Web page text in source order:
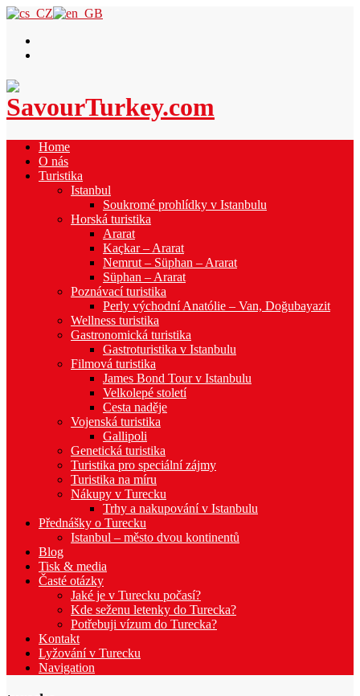
Home
O nás
Turistika
Istanbul
Soukromé prohlídky v Istanbulu
Horská turistika
Ararat
Kaçkar – Ararat
Nemrut – Süphan – Ararat
Süphan – Ararat
Poznávací turistika
Perly východní Anatólie – Van, Doğubayazit
Wellness turistika
Gastronomická turistika
Gastroturistika v Istanbulu
Filmová turistika
James Bond Tour v Istanbulu
Velkolepé století
Cesta naděje
Vojenská turistika
Gallipoli
Genetická turistika
Turistika pro speciální zájmy
Turistika na míru
Nákupy v Turecku
Trhy a nakupování v Istanbulu
Přednášky o Turecku
Istanbul – město dvou kontinentů
Blog
Tisk & media
Časté otázky
Jaké je v Turecku počasí?
Kde seženu letenky do Turecka?
Potřebuji vízum do Turecka?
Kontakt
Lyžování v Turecku
Navigation